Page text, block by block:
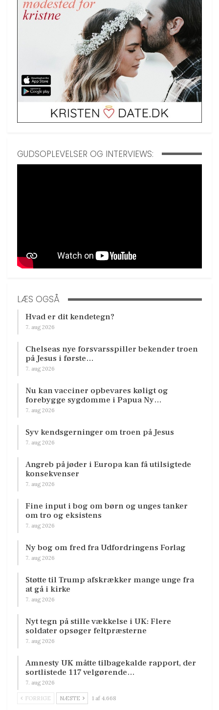
GUDSOPLEVELSER OG INTERVIEWS:
LÆS OGSÅ
Hvad er dit kendetegn?
7. aug 2026
Chelseas nye forsvarsspiller bekender troen
på Jesus i første…
7. aug 2026
Nu kan vacciner opbevares køligt og
forebygge sygdomme i Papua Ny…
7. aug 2026
Syv kendsgerninger om troen på Jesus
7. aug 2026
Angreb på jøder i Europa kan få utilsigtede
konsekvenser
7. aug 2026
Fine input i bog om børn og unges tanker
om tro og eksistens
7. aug 2026
Ny bog om fred fra Udfordringens Forlag
7. aug 2026
Støtte til Trump afskrækker mange unge fra
at gå i kirke
7. aug 2026
Nyt tegn på stille vækkelse i UK: Flere
soldater opsøger feltpræsterne
7. aug 2026
Amnesty UK måtte tilbagekalde rapport, der
sortlistede 117 velgørende…
7. aug 2026
FORRIGE NÆSTE 1 af 4.668